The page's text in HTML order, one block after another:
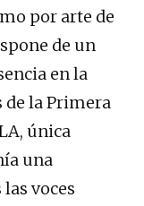
por arte de
de un
en la
de la Primera
única
una
voces